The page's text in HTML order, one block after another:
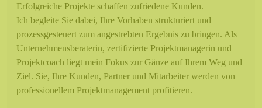
Erfolgreiche Projekte schaffen zufriedene Kunden.
Ich begleite Sie dabei, Ihre Vorhaben strukturiert und
prozessgesteuert zum angestrebten Ergebnis zu bringen. Als
Unternehmensberaterin, zertifizierte Projektmanagerin und
Projektcoach liegt mein Fokus zur Gänze auf Ihrem Weg und
Ziel. Sie, Ihre Kunden, Partner und Mitarbeiter werden von
professionellem Projektmanagement profitieren.